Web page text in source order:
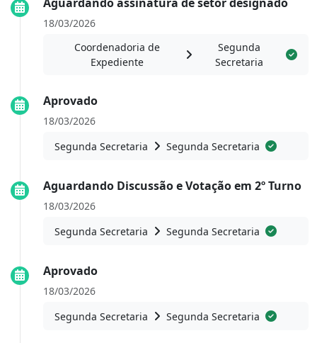
18/03/2026
Coordenadoria de
Expediente
Segunda
Secretaria
Aprovado
18/03/2026
Segunda Secretaria
Segunda Secretaria
Aguardando Discussão e Votação em 2º Turno
18/03/2026
Segunda Secretaria
Segunda Secretaria
Aprovado
18/03/2026
Segunda Secretaria
Segunda Secretaria